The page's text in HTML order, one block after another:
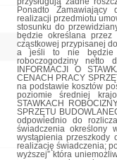
Ponadto Zamawiający
realizacji przedmiotu
stosunku do
będzie określana przez
cząstkowej przypisanej
a jeśli to nie będzie
roboczogodziny netto
INFORMACJI O
CENACH PRACY
na podstawie kosztów
poziomie średniej
STAWKACH
SPRZĘTU
odpowiednio do
świadczenia określony
wystąpienia przeszkody
realizację świadczenia;
wyższej” która